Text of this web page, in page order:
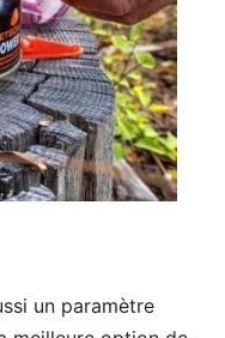
un paramètre